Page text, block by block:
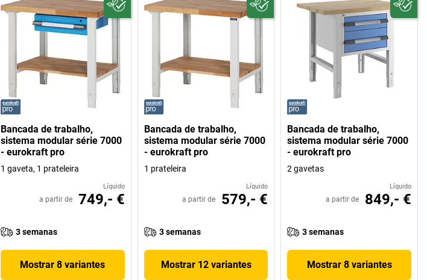
Bancada de trabalho,
sistema modular série 7000
- eurokraft pro
1 gaveta, 1 prateleira
Líquido
a partir de 749,- €
3 semanas
Mostrar 8 variantes
Bancada de trabalho,
sistema modular série 7000
- eurokraft pro
1 prateleira
Líquido
a partir de 579,- €
3 semanas
Mostrar 12 variantes
Bancada de trabalho,
sistema modular série 7000
- eurokraft pro
2 gavetas
Líquido
a partir de 849,- €
3 semanas
Mostrar 8 variantes